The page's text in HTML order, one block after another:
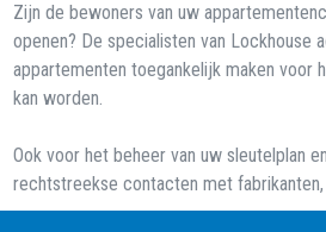
Zijn de bewoners van uw
openen? De specialisten van Lockhouse
appartementen toegankelijk maken voor
kan worden.
Ook voor het beheer van uw sleutelplan
rechtstreekse contacten met